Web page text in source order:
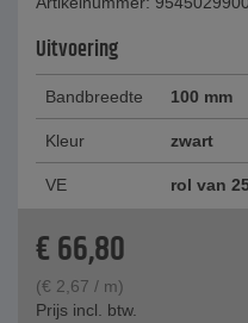
Uitvoering
Bandbreedte 100 mm
Kleur zwart
VE rol van
€66,80
(€ 2,67 / m)
Prijs incl. btw.